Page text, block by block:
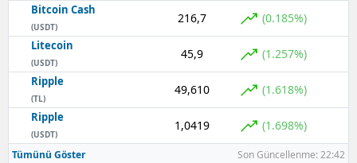
Tunceli
Şanlıurfa
Uşak
Van
Yozgat
Bitcoin Cash
(USDT)
216,7 (0.185%)
Litecoin
(USDT)
45,9 (1.257%)
Ripple
(TL)
49,610 (1.618%)
Ripple
(USDT)
1,0419 (1.698%)
Tümünü Göster Son Güncellenme: 22:42